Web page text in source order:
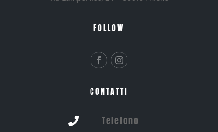
FOLLOW
CONTATTI
 Telefono